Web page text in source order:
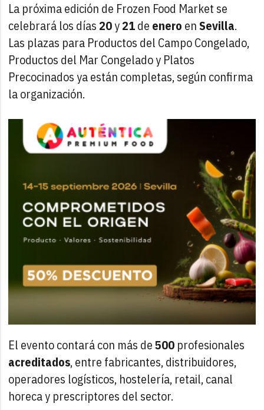
La próxima edición de Frozen Food Market se
celebrará los días20y21de enero enSevilla.
Las plazas para Productos del Campo Congelado,
Productos del Mar Congelado y Platos
Precocinados ya están completas, según confirma
la organización.
El evento contará con más de500 profesionales
acreditados, entre fabricantes, distribuidores,
operadores logísticos, hostelería, retail, canal
horeca y prescriptores del sector.